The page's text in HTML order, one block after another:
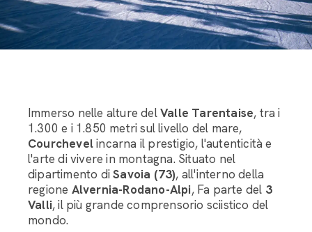
Immerso nelle alture delValle Tarentaise, tra i
1.300 e i 1.850 metri sul livello del mare,
Courchevelincarna il prestigio, l'autenticità e
l'arte di vivere in montagna. Situato nel
dipartimento diSavoia (73), all'interno della
regione Alvernia-Rodano-Alpi, Fa parte del 3
Valli, il più grande comprensorio sciistico del
mondo.